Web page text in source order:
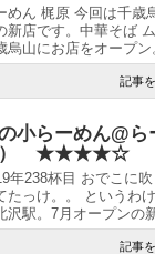
めん 梶原 今回は千歳
新店です。中華そば
烏山にお店をオープ
記事
小らーめん@ら
） ★★★★☆
年238杯目 おでこに
たっけ。。 というわ
沢駅。7月オープンの
記事